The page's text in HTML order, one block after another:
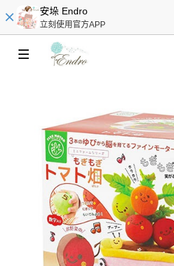
安垛 Endro
立刻使用官方APP